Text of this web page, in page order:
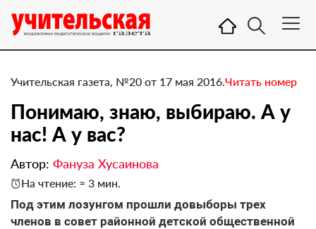
Учительская газета, №20 от 17 мая 2016.Читать номер
Понимаю, знаю, выбираю. А у
нас! А у вас?
Автор: Фануза Хусаинова
На чтение: ≈ 3 мин.
Под этим лозунгом прошли довыборы трех
членов в совет районной детской общественной